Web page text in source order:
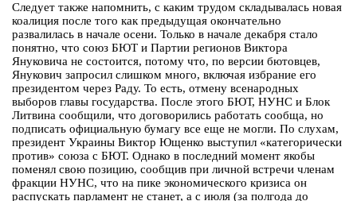
Следует также напомнить, с каким трудом складывалась новая
коалиция после того как предыдущая окончательно
развалилась в начале осени. Только в начале декабря стало
понятно, что союз БЮТ и Партии регионов Виктора
Януковича не состоится, потому что, по версии бютовцев,
Янукович запросил слишком много, включая избрание его
президентом через Раду. То есть, отмену всенародных
выборов главы государства. После этого БЮТ, НУНС и Блок
Литвина сообщили, что договорились работать сообща, но
подписать официальную бумагу все еще не могли. По слухам,
президент Украины Виктор Ющенко выступил «категорически
против» союза с БЮТ. Однако в последний момент якобы
поменял свою позицию, сообщив при личной встречи членам
фракции НУНС, что на пике экономического кризиса он
распускать парламент не станет, а с июля (за полгода до